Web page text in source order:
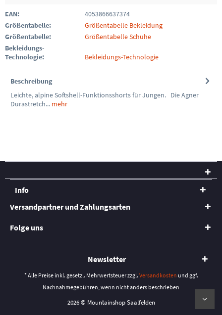
EAN:
4053866637374
Größentabelle:
Größentabelle Bekleidung
Größentabelle:
Größentabelle Schuhe
Bekleidungs-
Technologie:
Bekleidungs-Technologie
Beschreibung
Leichte, alpine Softshell-Funktionsshorts für Jungen. Die Agner
Durastretch... mehr
Info
Versandpartner und Zahlungsarten
Folge uns
Newsletter
* Alle Preise inkl. gesetzl. Mehrwertsteuer zzgl. Versandkosten und ggf.
Nachnahmegebühren, wenn nicht anders beschrieben
2026 © Mountainshop Saalfelden